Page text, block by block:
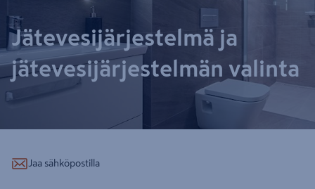
Jätevesijärjestelmä ja
jätevesijärjestelmän valinta
Jaa sähköpostilla